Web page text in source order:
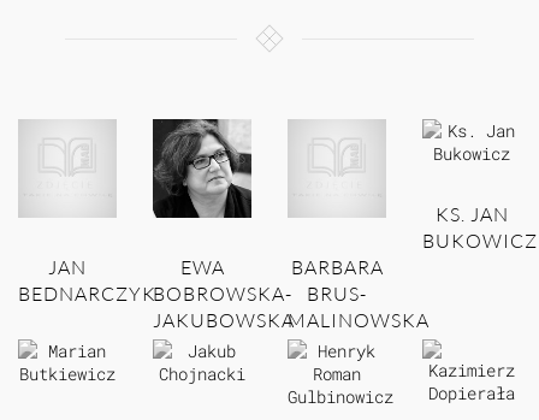
JAN
BEDNARCZYK
EWA
BOBROWSKA-
JAKUBOWSKA
BARBARA
BRUS-
MALINOWSKA
KS. JAN
BUKOWICZ